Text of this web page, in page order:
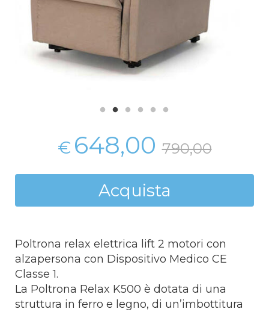
€ 648,00 790,00
Acquista
Poltrona relax elettrica lift 2 motori con
alzapersona con Dispositivo Medico CE
Classe 1.
La Poltrona Relax K500 è dotata di una
struttura in ferro e legno, di un’imbottitura